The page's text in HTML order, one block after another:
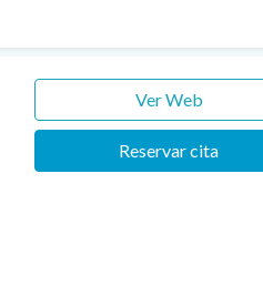
Ver Web
Reservar cita